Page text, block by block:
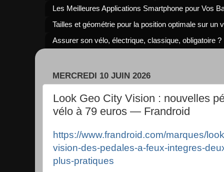
Les Meilleures Applications Smartphone pour Vos
Tailles et géométrie pour la position optimale sur un
Assurer son vélo, électrique, classique, obligatoire ?
MERCREDI 10 JUIN 2026
Look Geo City Vision : nouvelles
vélo à 79 euros — Frandroid
https://www.frandroid.com/marques/
vision-des-pedales-a-feux-integres-
plus-pratiques